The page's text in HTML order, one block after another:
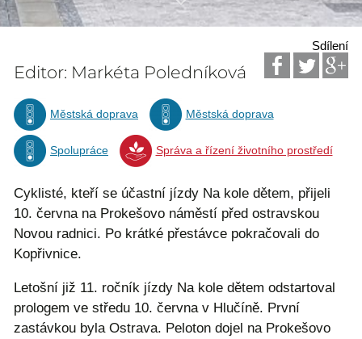
Sdílení
Editor: Markéta Poledníková
Městská doprava Městská doprava
Spolupráce Správa a řízení životního prostředí
Cyklisté, kteří se účastní jízdy Na kole dětem, přijeli
10. června na Prokešovo náměstí před ostravskou
Novou radnici. Po krátké přestávce pokračovali do
Kopřivnice.
Letošní již 11. ročník jízdy Na kole dětem odstartoval
prologem ve středu 10. června v Hlučíně. První
zastávkou byla Ostrava. Peloton dojel na Prokešovo